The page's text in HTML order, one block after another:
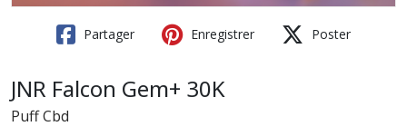
Partager Enregistrer Poster
JNR Falcon Gem+ 30K
Puff Cbd